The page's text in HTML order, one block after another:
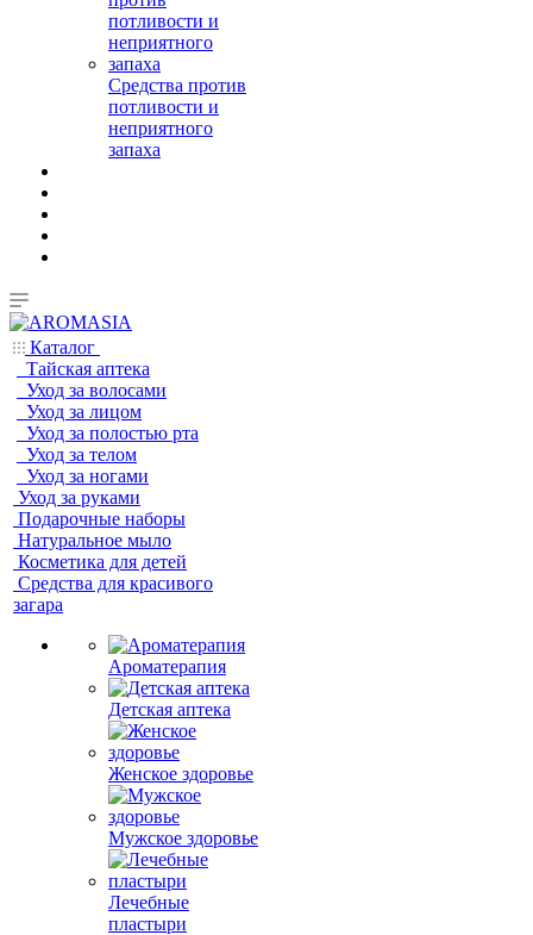
Средства против
потливости и
неприятного
запаха
Каталог
Тайская аптека
Уход за волосами
Уход за лицом
Уход за полостью рта
Уход за телом
Уход за ногами
Уход за руками
Подарочные наборы
Натуральное мыло
Косметика для детей
Средства для красивого
загара
Ароматерапия
Детская аптека
Женское здоровье
Мужское здоровье
Лечебные
пластыри